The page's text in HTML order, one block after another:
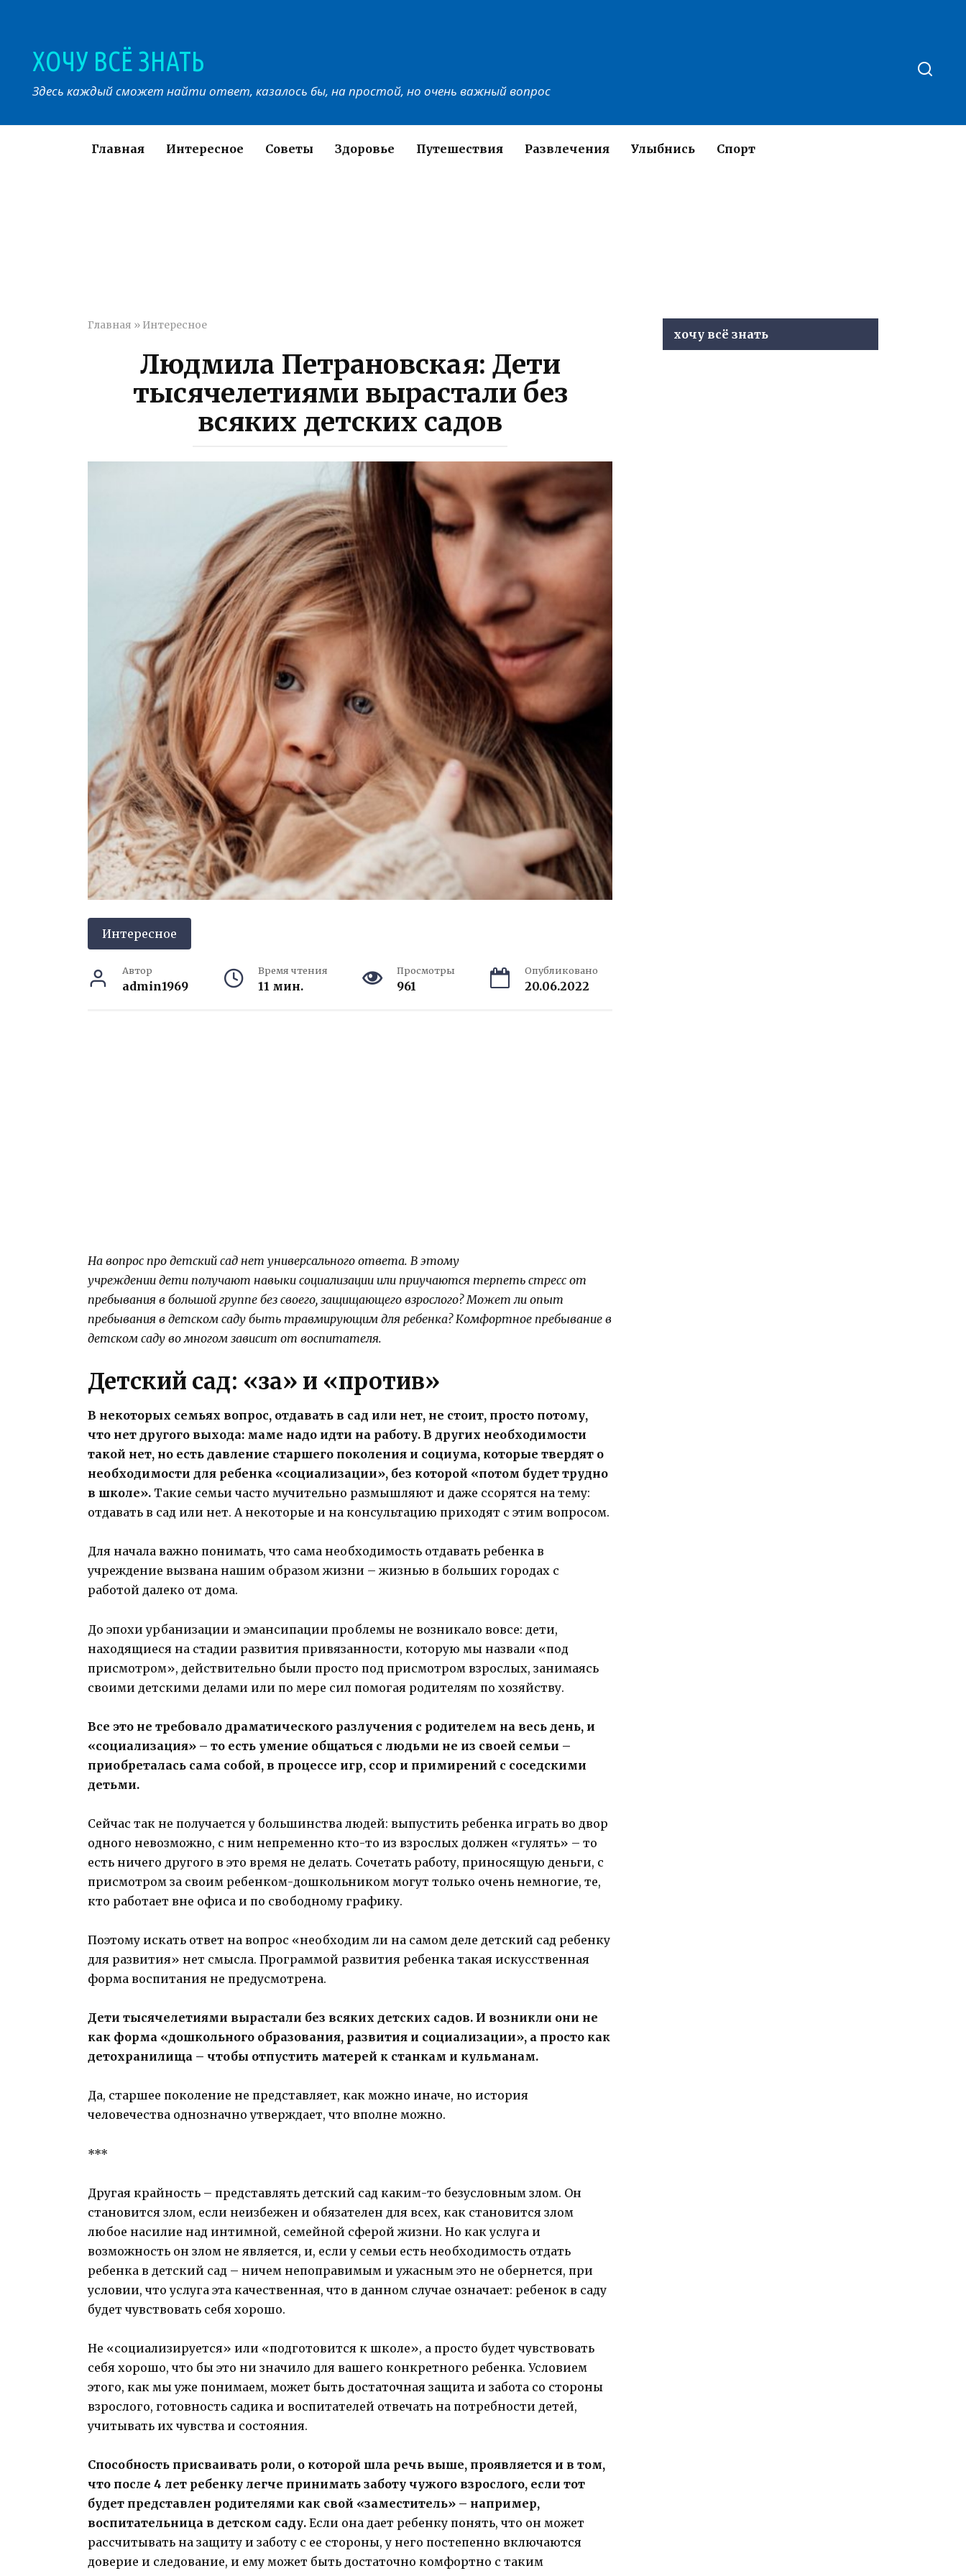
ХОЧУ ВСЁ ЗНАТЬ
Здесь каждый сможет найти ответ, казалось бы, на простой, но очень важный вопрос
Главная Интересное Советы Здоровье Путешествия Развлечения Улыбнись Спорт
Главная » Интересное
Людмила Петрановская: Дети
тысячелетиями вырастали без
всяких детских садов
Интересное
Автор
admin1969
Время чтения
11 мин.
Просмотры
961
Опубликовано
20.06.2022
На вопрос про детский сад нет универсального ответа. В этому
учреждении дети получают навыки социализации или приучаются терпеть стресс от
пребывания в большой группе без своего, защищающего взрослого? Может ли опыт
пребывания в детском саду быть травмирующим для ребенка? Комфортное пребывание в
детском саду во многом зависит от воспитателя.
Детcкий сад: «за» и «против»
В некоторых семьях вопрос, отдавать в сад или нет, не стоит, просто потому,
что нет другого выхода: маме надо идти на работу. В других необходимости
такой нет, но есть давление старшего поколения и социума, которые твердят о
необходимости для ребенка «социализации», без которой «потом будет трудно
в школе». Такие семьи часто мучительно размышляют и даже ссорятся на тему:
отдавать в сад или нет. А некоторые и на консультацию приходят с этим вопросом.
Для начала важно понимать, что сама необходимость отдавать ребенка в
учреждение вызвана нашим образом жизни – жизнью в больших городах с
работой далеко от дома.
До эпохи урбанизации и эмансипации проблемы не возникало вовсе: дети,
находящиеся на стадии развития привязанности, которую мы назвали «под
присмотром», действительно были просто под присмотром взрослых, занимаясь
своими детскими делами или по мере сил помогая родителям по хозяйству.
Все это не требовало драматического разлучения с родителем на весь день, и
«социализация» – то есть умение общаться с людьми не из своей семьи –
приобреталась сама собой, в процессе игр, ссор и примирений с соседскими
детьми.
Сейчас так не получается у большинства людей: выпустить ребенка играть во двор
одного невозможно, с ним непременно кто-то из взрослых должен «гулять» – то
есть ничего другого в это время не делать. Сочетать работу, приносящую деньги, с
присмотром за своим ребенком-дошкольником могут только очень немногие, те,
кто работает вне офиса и по свободному графику.
Поэтому искать ответ на вопрос «необходим ли на самом деле детский сад ребенку
для развития» нет смысла. Программой развития ребенка такая искусственная
форма воспитания не предусмотрена.
Дети тысячелетиями вырастали без всяких детских садов. И возникли они не
как форма «дошкольного образования, развития и социализации», а просто как
детохранилища – чтобы отпустить матерей к станкам и кульманам.
Да, старшее поколение не представляет, как можно иначе, но история
человечества однозначно утверждает, что вполне можно.
***
Другая крайность – представлять детский сад каким-то безусловным злом. Он
становится злом, если неизбежен и обязателен для всех, как становится злом
любое насилие над интимной, семейной сферой жизни. Но как услуга и
возможность он злом не является, и, если у семьи есть необходимость отдать
ребенка в детский сад – ничем непоправимым и ужасным это не обернется, при
условии, что услуга эта качественная, что в данном случае означает: ребенок в саду
будет чувствовать себя хорошо.
Не «социализируется» или «подготовится к школе», а просто будет чувствовать
себя хорошо, что бы это ни значило для вашего конкретного ребенка. Условием
этого, как мы уже понимаем, может быть достаточная защита и забота со стороны
взрослого, готовность садика и воспитателей отвечать на потребности детей,
учитывать их чувства и состояния.
Способность присваивать роли, о которой шла речь выше, проявляется и в том,
что после 4 лет ребенку легче принимать заботу чужого взрослого, если тот
будет представлен родителями как свой «заместитель» – например,
воспитательница в детском саду. Если она дает ребенку понять, что он может
рассчитывать на защиту и заботу с ее стороны, у него постепенно включаются
доверие и следование, и ему может быть достаточно комфортно с таким
хочу всё знать